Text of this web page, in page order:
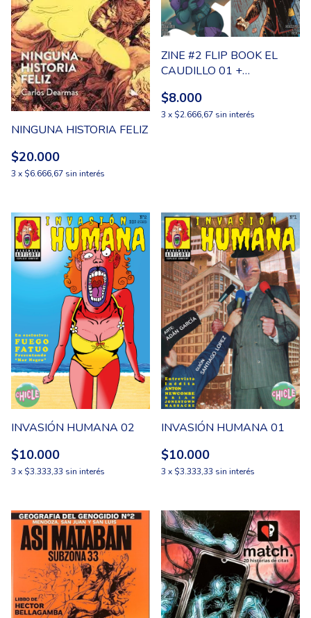
NINGUNA HISTORIA FELIZ
$20.000
3 x $6.666,67 sin interés
ZINE #2 FLIP BOOK EL
CAUDILLO 01 +
$8.000
3 x $2.666,67 sin interés
INVASIÓN HUMANA 02
$10.000
3 x $3.333,33 sin interés
INVASIÓN HUMANA 01
$10.000
3 x $3.333,33 sin interés